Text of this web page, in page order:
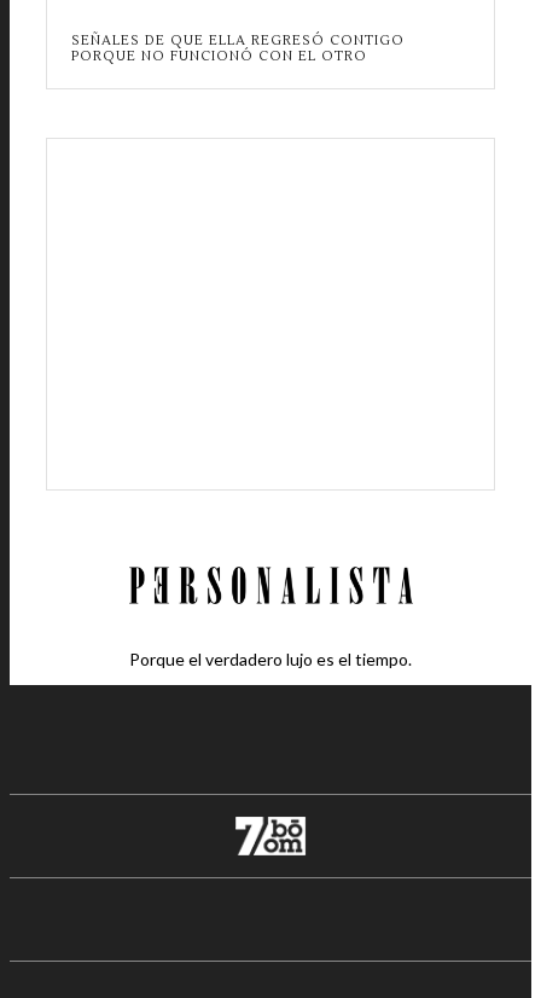
SEÑALES DE QUE ELLA REGRESÓ CONTIGO
PORQUE NO FUNCIONÓ CON EL OTRO
Porque el verdadero lujo es el tiempo.